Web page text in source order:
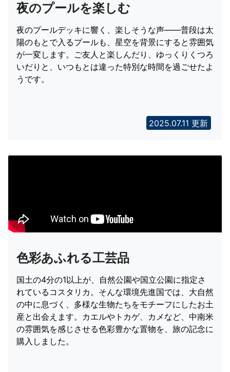
夜のプールを楽しむ
夜のプールデッキに響く、楽しそうな声――普段は太
陽のもとで入るプールも、星空を背景にすると雰囲気
が一変します。ご友人と楽しんだり、ゆっくりくつろ
いだりと、いつもとは違った特別な時間を過ごせたよ
うです。
2025.07.11 更新
色彩あふれる工芸品
国土の4分の1以上が、自然公園や国立公園に指定さ
れているコスタリカ。そんな環境先進国では、大自然
の中に息づく、多様な生物たちをモチーフにしたお土
産と出会えます。カエルやトカゲ、カメなど、中南米
の雰囲気を感じさせる色彩豊かな置物を、旅の記念に
購入しました。